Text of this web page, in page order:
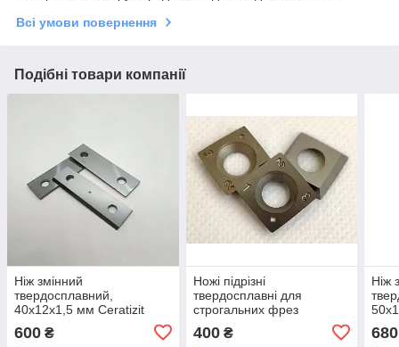
Всі умови повернення
Подібні товари компанії
Ніж змінний
твердосплавний,
40х12х1,5 мм Ceratizit
600 ₴
Ножі підрізні
твердосплавні для
строгальних фрез
r0,5
400₴
Ніж
680